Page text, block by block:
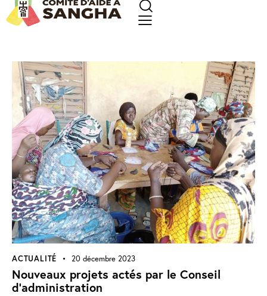
ACTUALITÉ 20 décembre 2023
Nouveaux projets actés par le Conseil
d’administration